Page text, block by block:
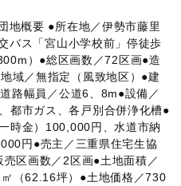
地概要 ●所在地／伊勢市藤里
バス「宮山小学校前」停徒歩
）●総区画数／72区画●造
域／無指定（風致地区）●建
路幅員／公道6、8m●設備／
都市ガス、各戸別合併浄化槽●
時金）100,000円、水道市納
円●売主／三重県住宅生協
区画数／2区画●土地面積／
（62.16坪）●土地価格／730